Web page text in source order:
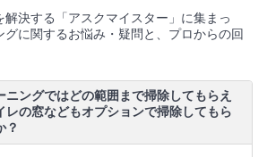
解決する「アスクマイスター」に集まっ
に関するお悩み・疑問と、プロからの回
ニングではどの範囲まで掃除してもらえ
レの窓などもオプションで掃除してもら
？